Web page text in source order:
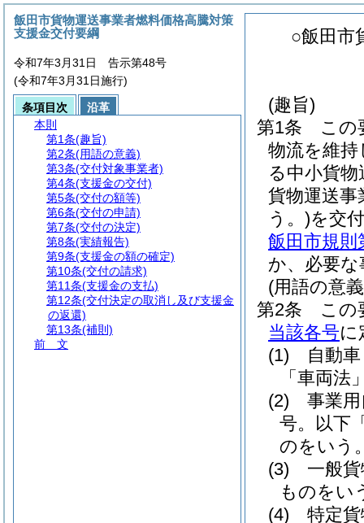
○飯田市
(趣旨)
第1条
この
物流を維
る中小貨
貨物運送事
う。)を交
飯田市規則
か、必要
(用語の意
第2条
この
当該各号に
(1)
自動
「車両法
(2)
事業
号。以下
のをいう
(3)
一般
ものをい
(4)
特定
飯田市貨物運送事業者燃料価格高騰対策
支援金交付要綱
令和7年3月31日 告示第48号
(令和7年3月31日施行)
条項目次
沿革
本則
第1条(趣旨)
第2条(用語の意義)
第3条(交付対象事業者)
第4条(支援金の交付)
第5条(交付の額等)
第6条(交付の申請)
第7条(交付の決定)
第8条(実績報告)
第9条(支援金の額の確定)
第10条(交付の請求)
第11条(支援金の支払)
第12条(交付決定の取消し及び支援金
の返還)
第13条(補則)
前 文